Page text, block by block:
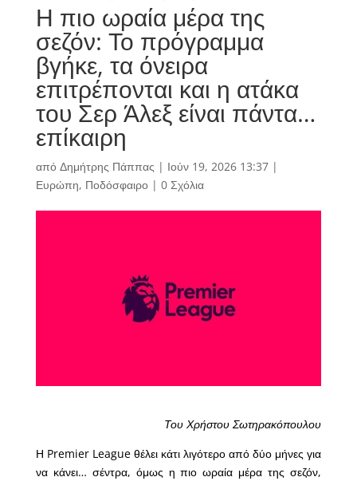
Η πιο ωραία μέρα της
σεζόν: Το πρόγραμμα
βγήκε, τα όνειρα
επιτρέπονται και η ατάκα
του Σερ Άλεξ είναι πάντα…
επίκαιρη
από Δημήτρης Πάππας | Ιούν 19, 2026 13:37|
Ευρώπη, Ποδόσφαιρο| 0 Σχόλια
Του Χρήστου Σωτηρακόπουλου
Η Premier League θέλει κάτι λιγότερο από δύο μήνες για
να κάνει… σέντρα, όμως η πιο ωραία μέρα της σεζόν,